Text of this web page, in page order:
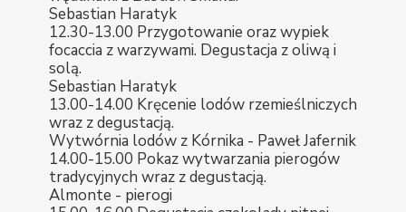
Sebastian Haratyk
12.30-13.00 Przygotowanie oraz wypiek
focaccia z warzywami. Degustacja z oliwą i
solą.
Sebastian Haratyk
13.00-14.00 Kręcenie lodów rzemieślniczych
wraz z degustacją.
Wytwórnia lodów z Kórnika - Paweł Jafernik
14.00-15.00 Pokaz wytwarzania pierogów
tradycyjnych wraz z degustacją.
Almonte - pierogi